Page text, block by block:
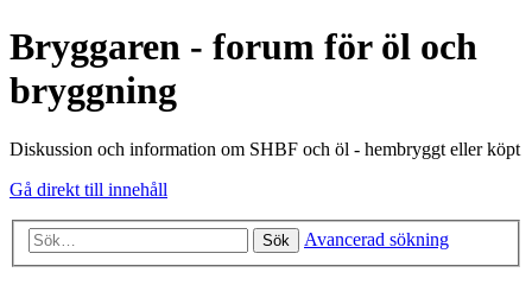
Bryggaren - forum för öl och
bryggning
Diskussion och information om SHBF och öl - hembryggt eller köpt
Gå direkt till innehåll
Sök Avancerad sökning